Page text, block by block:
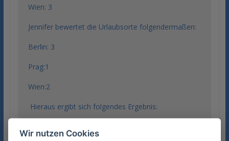
Wien: 3
Jennifer bewertet die Urlaubsorte folgendermaßen:
Berlin: 3
Prag:1
Wien:2
Hieraus ergibt sich folgendes Ergebnis:
Wir nutzen Cookies